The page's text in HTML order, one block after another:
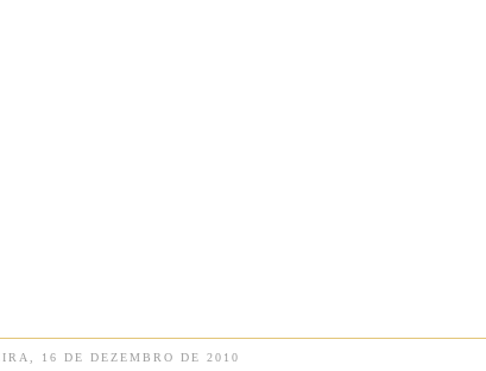
16 DE DEZEMBRO DE 2010